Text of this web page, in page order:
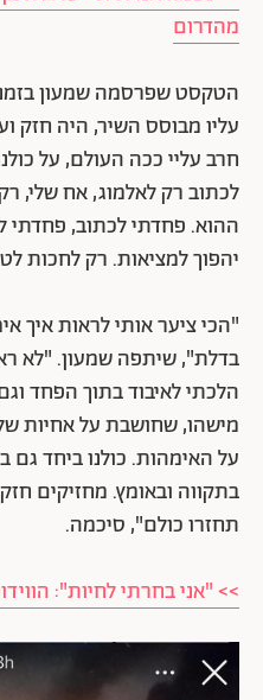
מהדרום
הטקסט שפרסמה שמעון
עליו מבוסס השיר, היה חזק
חרב עליי ככה העולם, על
לכתוב רק לאלמוג, אח שלי,
ההוא. פחדתי לכתוב, פחדתי
יהפוך למציאות. רק לחכות
"הכי ציער אותי לראות איך
בדלת", שיתפה שמעון. "לא
הלכתי לאיבוד בתוך הפחד
מישהו, שחושבת על אחיות
על האימהות. כולנו ביחד
בתקווה ובאומץ. מחזיקים
תחזרו כולם", סיכמה.
>> "אני בחרתי לחיות":